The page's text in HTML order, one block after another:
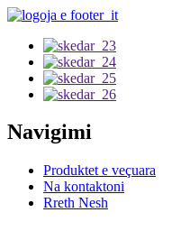
Navigimi
Produktet e veçuara
Na kontaktoni
Rreth Nesh